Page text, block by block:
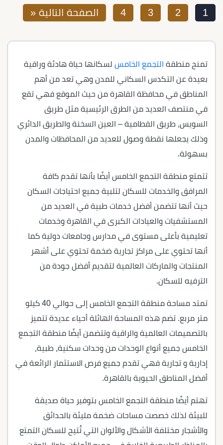
1
2
3
4 الصفحة التالية «
تمنح منطقة التجمع الخامس لسكانها حياة هادئة وراقية
بعيدة عن التكدس السكاني للمدن وهي تعد من أهم
المناطق في محافظة القاهرة من حيث الموقع فهي تقع
في منتصف العديد من الطرق الرئيسية مثل طريق
السويس، طريق القطامية – العين السخنة والطريق الدائري
وذلك يجعلها نقطة وصول للعديد من المحافظات والمدن
بسهولة.
تتمتع منطقة التجمع الخامس أيضًا بأنها تقدم كافة
المرافق والخدمات للسكان لتلبية جميع احتياجات السكان
حيث أنها تتضمن أفضل خدمات طبية في العديد من
المستشفيات والعيادات الكبرى في القاهرة وخدمات
تعليمية بأعلى مستوى في مدارس وجامعات دولية كما
أنها تحتوي على مراكز تجارية ضخمة تحتوي على أشهر
المنتجات والماركات العالمية لتقديم أفضل جودة من
الترفيه للسكان.
تمتد مساحة منطقة التجمع الخامس إلى حوالي 40 كيلو
متر مربع. تضم هذه المساحة الهائلة أحياء عديدة تتميز
بالتصميمات العالمية والراقية وتتضمن أيضًا منطقة التجمع
الخامس جميع أنواع الوحدات من وحدات سكنية، طبية،
إدارية و تجارية فهي تقدم جميع فرص الاستثمار الرائعة في
أفضل المناطق الحيوية بالقاهرة.
تهتم أيضًا منطقة التجمع الخامس بتوفير حياة صديقة
للبيئة لذلك خصصت مساحات ضخمة مليئة بالحدائق
والأشجار مختلفة الأشكال والألوان التي تُتيح للسكان التمتع